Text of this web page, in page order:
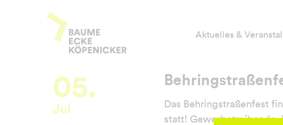
Aktuelles &
05.
Jul
Das Behringstraßenfest
statt! Gewerbetreibende,